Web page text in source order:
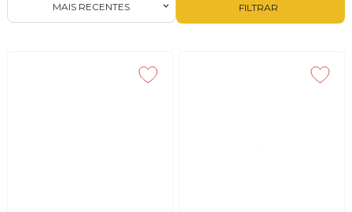
FILTRAR
MAIS RECENTES